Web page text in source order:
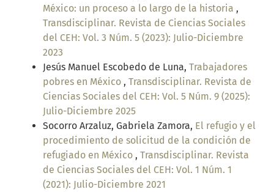
México: un proceso a lo largo de la historia ,
Transdisciplinar. Revista de Ciencias Sociales
del CEH: Vol. 3 Núm. 5 (2023): Julio-Diciembre
2023
Jesús Manuel Escobedo de Luna, Trabajadores
pobres en México , Transdisciplinar. Revista de
Ciencias Sociales del CEH: Vol. 5 Núm. 9 (2025):
Julio-Diciembre 2025
Socorro Arzaluz, Gabriela Zamora, El refugio y el
procedimiento de solicitud de la condición de
refugiado en México , Transdisciplinar. Revista
de Ciencias Sociales del CEH: Vol. 1 Núm. 1
(2021): Julio-Diciembre 2021